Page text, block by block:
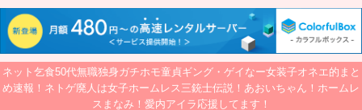
ネット乞食50代無職独身ガチホモ童貞ギング・ゲイなー女装子オネエ的まと
め速報！ネトゲ廃人は女子ホームレス三銃士伝説！あおいちゃん！ホームレ
スまなみ！愛内アイラ応援してます！